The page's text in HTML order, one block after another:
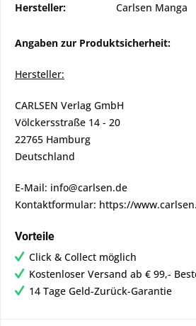
Hersteller:
Carlsen Manga
Angaben zur Produktsicherheit:
Hersteller:
CARLSEN Verlag GmbH
Völckersstraße 14 - 20
22765 Hamburg
Deutschland
E-Mail: info@carlsen.de
Kontaktformular: https://
Vorteile
Click & Collect möglich
Kostenloser Versand ab € 99,-
14 Tage Geld-Zurück-Garantie